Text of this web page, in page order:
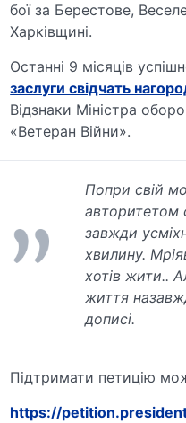
бої за Берестове,
Харківщині.
Останні 9 місяців
заслуги свідчать
Відзнаки Міністра
«Ветеран Війни».
Попри свій
авторитетом
завжди
хвилину.
хотів жити..
життя
дописі.
Підтримати петицію
https://